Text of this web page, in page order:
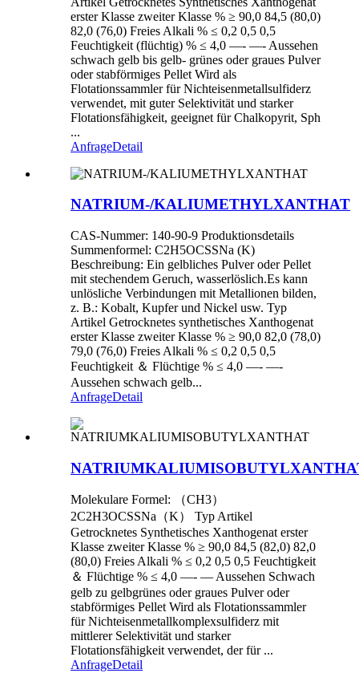
erster Klasse zweiter Klasse % ≥ 90,0 84,5 (80,0)
82,0 (76,0) Freies Alkali % ≤ 0,2 0,5 0,5
Feuchtigkeit (flüchtig) % ≤ 4,0 —- —- Aussehen
schwach gelb bis gelb- grünes oder graues Pulver
oder stabförmiges Pellet Wird als
Flotationssammler für Nichteisenmetallsulfiderz
verwendet, mit guter Selektivität und starker
Flotationsfähigkeit, geeignet für Chalkopyrit, Sph
...
AnfrageDetail
NATRIUM-/KALIUMETHYLXANTHAT
CAS-Nummer: 140-90-9 Produktionsdetails
Summenformel: C2H5OCSSNa (K)
Beschreibung: Ein gelbliches Pulver oder Pellet
mit stechendem Geruch, wasserlöslich.Es kann
unlösliche Verbindungen mit Metallionen bilden,
z. B.: Kobalt, Kupfer und Nickel usw. Typ
Artikel Getrocknetes synthetisches Xanthogenat
erster Klasse zweiter Klasse % ≥ 90,0 82,0 (78,0)
79,0 (76,0) Freies Alkali % ≤ 0,2 0,5 0,5
Feuchtigkeit ＆ Flüchtige % ≤ 4,0 —- —-
Aussehen schwach gelb...
AnfrageDetail
Molekulare Formel: （CH3）
2C2H3OCSSNa（K） Typ Artikel
Getrocknetes Synthetisches Xanthogenat erster
Klasse zweiter Klasse % ≥ 90,0 84,5 (82,0) 82,0
(80,0) Freies Alkali % ≤ 0,2 0,5 0,5 Feuchtigkeit
＆ Flüchtige % ≤ 4,0 —- — Aussehen Schwach
gelb zu gelbgrünes oder graues Pulver oder
stabförmiges Pellet Wird als Flotationssammler
für Nichteisenmetallkomplexsulfiderz mit
mittlerer Selektivität und starker
Flotationsfähigkeit verwendet, der für ...
AnfrageDetail